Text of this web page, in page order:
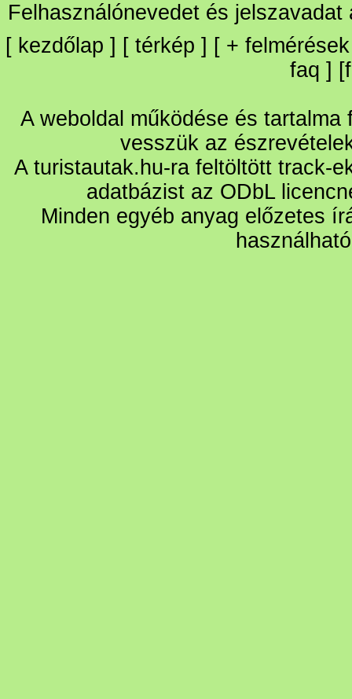
Felhasználónevedet és
[ kezdőlap ] [ térkép ] [ + felmérések
faq ] [
A weboldal működése és
vesszük az
A turistautak.hu-ra feltöltött track-
adatbázist az ODbL
Minden egyéb anyag előzetes